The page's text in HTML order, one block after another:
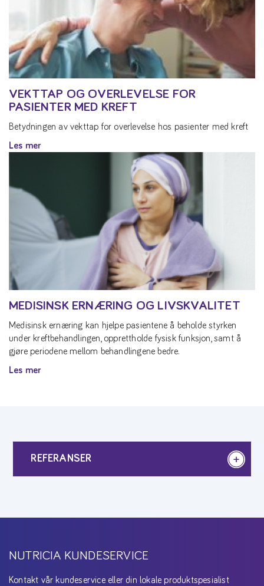
VEKTTAP OG OVERLEVELSE FOR
PASIENTER MED KREFT
Betydningen av vekttap for overlevelse hos pasienter med kreft
Les mer
MEDISINSK ERNÆRING OG LIVSKVALITET
Medisinsk ernæring kan hjelpe pasientene å beholde styrken
under kreftbehandlingen, opprettholde fysisk funksjon, samt å
gjøre periodene mellom behandlingene bedre.
Les mer
REFERANSER
NUTRICIA KUNDESERVICE
Kontakt vår kundeservice eller din lokale produktspesialist